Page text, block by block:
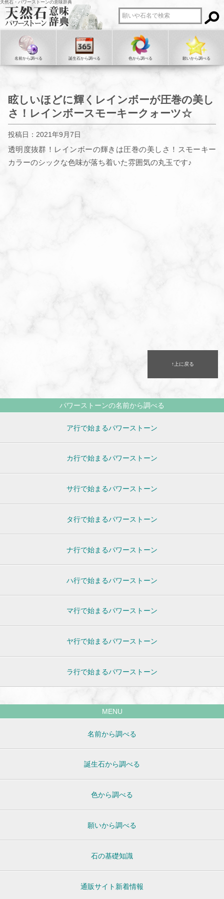
天然石・パワーストーンの意味辞典
名前から調べる 誕生石から調べる 色から調べる 願いから調べる
眩しいほどに輝くレインボーが圧巻の美し
さ！レインボースモーキークォーツ☆
投稿日：2021年9月7日
透明度抜群！レインボーの輝きは圧巻の美しさ！スモーキー
カラーのシックな色味が落ち着いた雰囲気の丸玉です♪
↑上に戻る
パワーストーンの名前から調べる
ア行で始まるパワーストーン
カ行で始まるパワーストーン
サ行で始まるパワーストーン
タ行で始まるパワーストーン
ナ行で始まるパワーストーン
ハ行で始まるパワーストーン
マ行で始まるパワーストーン
ヤ行で始まるパワーストーン
ラ行で始まるパワーストーン
MENU
名前から調べる
誕生石から調べる
色から調べる
願いから調べる
石の基礎知識
通販サイト新着情報